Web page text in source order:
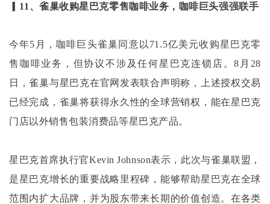
▎11、雀巢收购星巴克零售咖啡业务，咖啡巨头强强联手
今年5月，咖啡巨头雀巢同意以71.5亿美元收购星巴克零
售咖啡业务，但协议不涉及任何星巴克连锁店。8月28
日，雀巢与星巴克在官网发表联合声明称，上述授权交易
已经完成，雀巢将获得永久性的全球营销权，能在星巴克
门店以外销售包装消费品等星巴克产品。
星巴克首席执行官Kevin Johnson表示，此次与雀巢联盟，
是星巴克增长的重要战略里程碑，能够帮助星巴克在全球
范围内扩大品牌，并为股东带来长期的价值创造。在各类